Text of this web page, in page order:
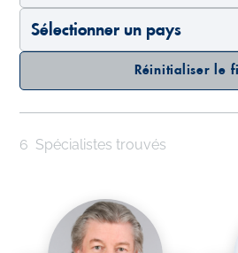
Réinitialiser le
6 Spécialistes trouvés